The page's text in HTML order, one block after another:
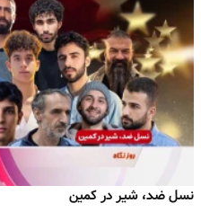
نسل ضد، شیر در کمین